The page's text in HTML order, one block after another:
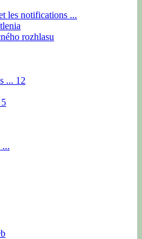
les notifications ...
rozhlasu
... 12
5
...